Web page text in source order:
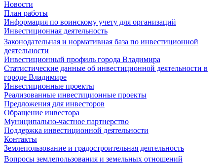
Новости
План работы
Информация по воинскому учету для организаций
Инвестиционная деятельность
Законодательная и нормативная база по инвестиционной
деятельности
Инвестиционный профиль города Владимира
Статистические данные об инвестиционной деятельности в
городе Владимире
Инвестиционные проекты
Реализованные инвестиционные проекты
Предложения для инвесторов
Обращение инвестора
Муниципально-частное партнерство
Поддержка инвестиционной деятельности
Контакты
Землепользование и градостроительная деятельность
Вопросы землепользования и земельных отношений